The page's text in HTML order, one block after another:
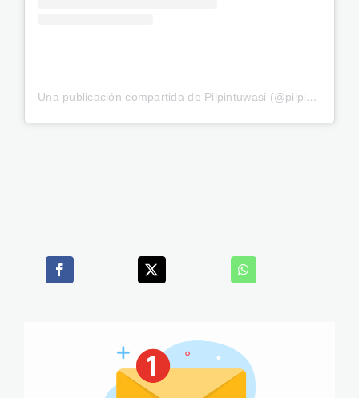
Una publicación compartida de Pilpintuwasi (@pilpintuwasi)